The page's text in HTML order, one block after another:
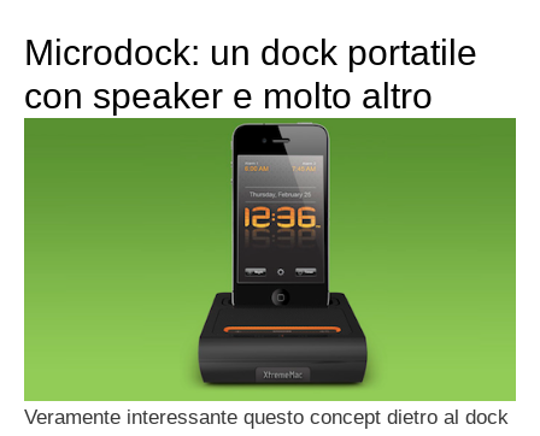
Microdock: un dock portatile
con speaker e molto altro
Veramente interessante questo concept dietro al dock